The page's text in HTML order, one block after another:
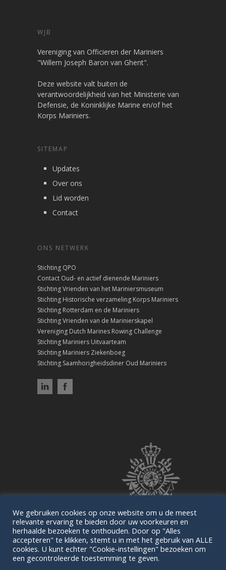
WJB
Vereniging van Officieren der Mariniers
"Willem Joseph Baron van Ghent".
Deze website valt buiten de
verantwoordelijkheid van het Ministerie van
Defensie, de Koninklijke Marine en/of het
Korps Mariniers.
SITEMAP
Updates
Over ons
Lid worden
Contact
ONS NETWERK
Stichting QPO
Contact Oud- en actief dienende Mariniers
Stichting Vrienden van het Mariniersmuseum
Stichting Historische verzameling Korps Mariniers
Stichting Rotterdam en de Mariniers
Stichting Vrienden van de Marinierskapel
Vereniging Dutch Marines Rowing Challenge
Stichting Mariniers Uitvaarteam
Stichting Mariniers Ziekenboeg
Stichting Saamhorigheidsdiner Oud Mariniers
We gebruiken cookies op onze website om u de meest
relevante ervaring te bieden door uw voorkeuren en
herhaalde bezoeken te onthouden. Door op "Alles
accepteren" te klikken, stemt u in met het gebruik van ALLE
cookies. U kunt echter "Cookie-instellingen" bezoeken om
een gecontroleerde toestemming te geven.